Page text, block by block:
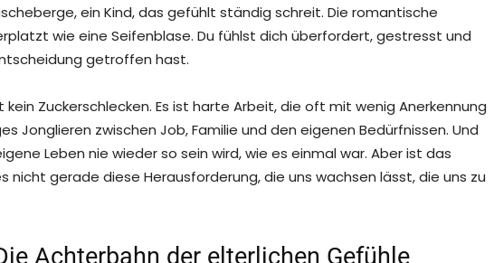
ein Kind, das gefühlt ständig schreit. Die romantische
wie eine Seifenblase. Du fühlst dich überfordert, gestresst und
getroffen hast.
Zuckerschlecken. Es ist harte Arbeit, die oft mit wenig Anerkennung
Jonglieren zwischen Job, Familie und den eigenen Bedürfnissen. Und
Leben nie wieder so sein wird, wie es einmal war. Aber ist das
nicht gerade diese Herausforderung, die uns wachsen lässt, die uns zu
Achterbahn der elterlichen Gefühle